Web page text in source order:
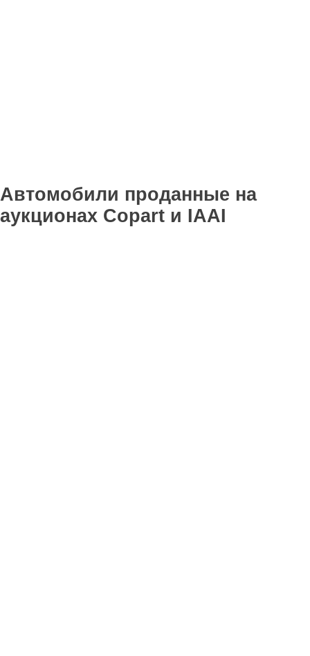
Автомобили проданные на
аукционах Copart и IAAI